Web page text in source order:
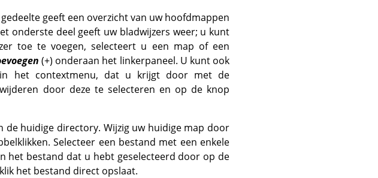
geeft een overzicht van uw hoofdmappen
onderste deel geeft uw bladwijzers weer; u kunt
toe te voegen, selecteert u een map of een
(+) onderaan het linkerpaneel. U kunt ook
het contextmenu, dat u krijgt door met de
door deze te selecteren en op de knop
huidige directory. Wijzig uw huidige map door
Selecteer een bestand met een enkele
het bestand dat u hebt geselecteerd door op de
het bestand direct opslaat.